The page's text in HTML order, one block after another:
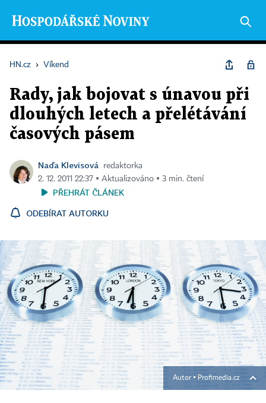
HN.cz › Víkend
Rady, jak bojovat s únavou při
dlouhých letech a přelétávání
časových pásem
Naďa Klevisová
redaktorka
2. 12. 2011 22:37 ▪ Aktualizováno ▪ 3 min. čtení
PŘEHRÁT ČLÁNEK
ODEBÍRAT AUTORKU
Autor ▪ Profimedia.cz